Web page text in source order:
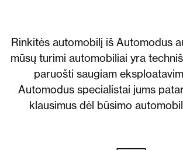
Rinkitės automobilį iš Automodus
mūsų turimi automobiliai yra
paruošti saugiam
Automodus specialistai jums
klausimus dėl būsimo